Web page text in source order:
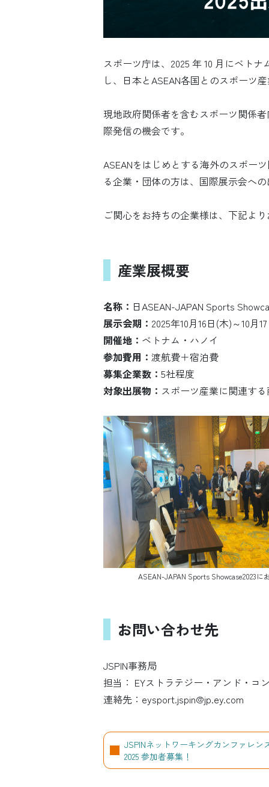
スポーツ庁は、2025 年 10 月にベト
し、日本とASEAN各国とのスポーツ
現地政府関係者を含むスポーツ関係
際発信の機会です。
ASEANをはじめとする海外のスポー
る企業・団体の方は、国際展示会へ
ご関心をお持ちの企業様は、下記よ
産業展概要
名称： 日ASEAN-JAPAN Sports
展示会期： 2025年10月16日(木)～10月
開催地： ベトナム・ハノイ
参加費用： 渡航費＋宿泊費
募集企業数： 5社程度
対象出展物： スポーツ産業に関連す
ASEAN-JAPAN Sports Showcase2023
お問い合わせ先
JSPIN事務局
担当： EYストラテジー・アンド・コ
連絡先：eysport.jspin@jp.ey.com
JSPINネットワーキングカンファレン
2025 参加者募集！